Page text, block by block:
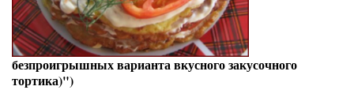
безпроигрышных варианта вкусного закусочного
тортика)")